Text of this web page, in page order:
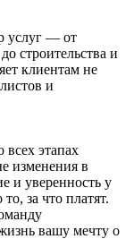
услуг — от
строительства и
клиентам не
и
этапах
изменения в
и уверенность у
за что платят.
вашу мечту о